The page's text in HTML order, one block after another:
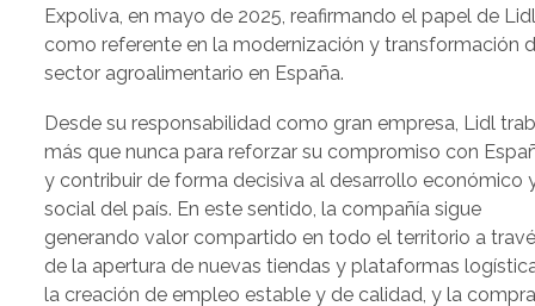
Expoliva, en mayo de 2025, reafirmando el papel de
como referente en la modernización y transformación
sector agroalimentario en España.
Desde su responsabilidad como gran empresa, Lidl
más que nunca para reforzar su compromiso con
y contribuir de forma decisiva al desarrollo económico
social del país. En este sentido, la compañía sigue
generando valor compartido en todo el territorio a
de la apertura de nuevas tiendas y plataformas
la creación de empleo estable y de calidad, y la